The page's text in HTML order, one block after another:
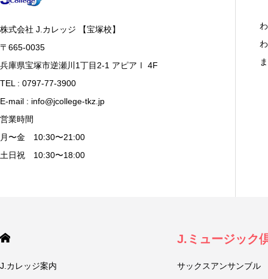
株式会社 J.カレッジ 【宝塚校】
〒665-0035
兵庫県宝塚市逆瀬川1丁目2-1 アピアⅠ 4F
TEL : 0797-77-3900
E-mail : info@jcollege-tkz.jp
営業時間
月〜金 10:30〜21:00
土日祝 10:30〜18:00
J.カレッジ案内
J.ミュージック
サックスアンサンブル